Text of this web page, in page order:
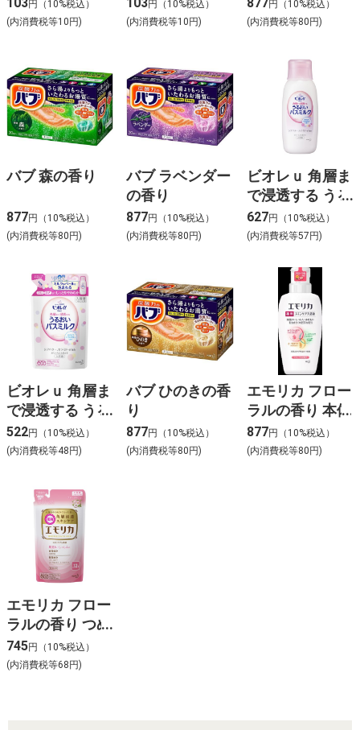
円（10%税込）
(内消費税等10円)
円（10%税込）
(内消費税等10円)
円（10%税込）
(内消費税等80円)
バブ 森の香り
877円（10%税込）
(内消費税等80円)
バブ ラベンダー
の香り
877円（10%税込）
(内消費税等80円)
ビオレｕ 角層ま
で浸透する うる
おいバスミルク
ほのかでパウダ
627円（10%税込）
(内消費税等57円)
ビオレｕ 角層ま
で浸透する うる
おいバスミルク
ほのかでパウダ
かえ用
522円（10%税込）
(内消費税等48円)
バブ ひのきの香
り
877円（10%税込）
(内消費税等80円)
エモリカ フロー
ラルの香り 本体
877円（10%税込）
(内消費税等80円)
エモリカ フロー
ラルの香り つめ
かえ
745円（10%税込）
(内消費税等68円)